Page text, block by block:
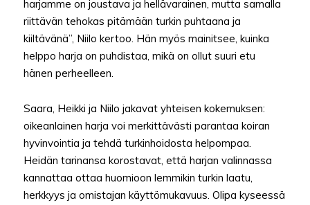
harjamme on joustava ja hellävarainen, mutta samalla
riittävän tehokas pitämään turkin puhtaana ja
kiiltävänä”, Niilo kertoo. Hän myös mainitsee, kuinka
helppo harja on puhdistaa, mikä on ollut suuri etu
hänen perheelleen.
Saara, Heikki ja Niilo jakavat yhteisen kokemuksen:
oikeanlainen harja voi merkittävästi parantaa koiran
hyvinvointia ja tehdä turkinhoidosta helpompaa.
Heidän tarinansa korostavat, että harjan valinnassa
kannattaa ottaa huomioon lemmikin turkin laatu,
herkkyys ja omistajan käyttömukavuus. Olipa kyseessä